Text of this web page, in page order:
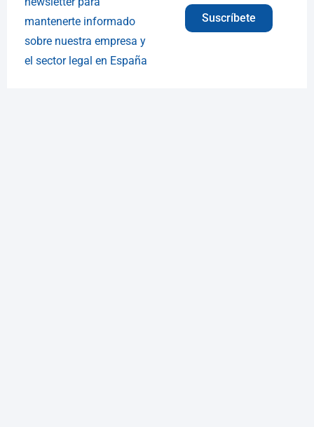
mantenerte informado
sobre nuestra empresa y
el sector legal en España
Suscríbete